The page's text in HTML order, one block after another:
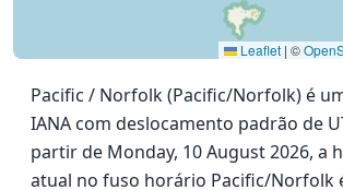
Leaflet | ©
Pacific / Norfolk (Pacific/Norfolk) é
IANA com deslocamento padrão de
partir de Monday, 10 August 2026, a
atual no fuso horário Pacific/Norfolk